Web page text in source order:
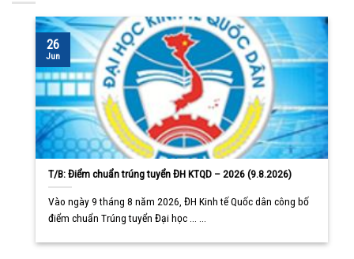
T/B: Điểm chuẩn trúng tuyển ĐH KTQD – 2026 (9.8.2026)
Vào ngày 9 tháng 8 năm 2026, ĐH Kinh tế Quốc dân công bố
điểm chuẩn Trúng tuyển Đại học ... ...
26
Jun